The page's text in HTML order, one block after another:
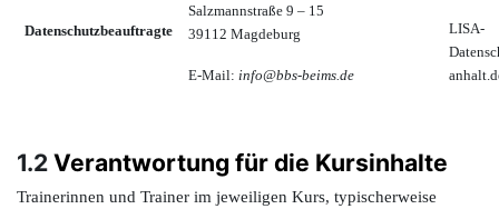
Datenschutzbeauftragte
Salzmannstraße 9 – 15
39112 Magdeburg
E-Mail: info@bbs-beims.de
LISA-
1.2Verantwortung für die Kursinhalte
Trainerinnen und Trainer im jeweiligen Kurs, typischerweise